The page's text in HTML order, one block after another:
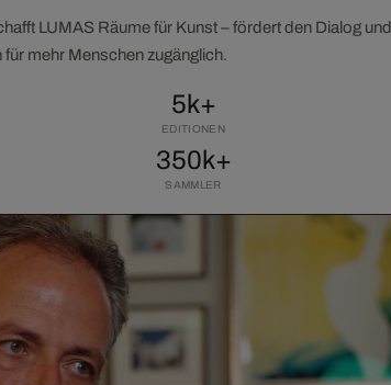
LUMAS Räume für Kunst – fördert den Dialog und
mehr Menschen zugänglich.
5k+
EDITIONEN
350k+
SAMMLER